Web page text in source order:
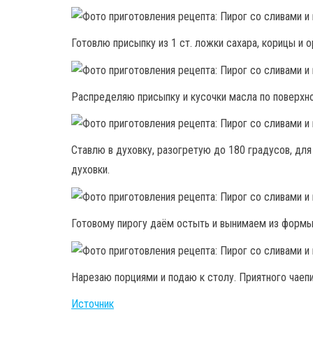
Готовлю присыпку из 1 ст. ложки сахара, корицы и
Распределяю присыпку и кусочки масла по
Ставлю в духовку, разогретую до 180 градусов,
духовки.
Готовому пирогу даём остыть и вынимаем из
Нарезаю порциями и подаю к столу. Приятного
Источник